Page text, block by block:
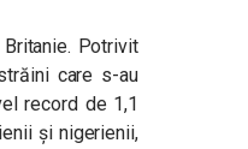
Potrivit
care s-au
record de 1,1
și nigerienii,